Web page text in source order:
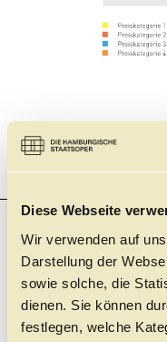
Diese Webseite
Wir verwenden auf
Darstellung der
sowie solche, die
dienen. Sie können
festlegen, welche